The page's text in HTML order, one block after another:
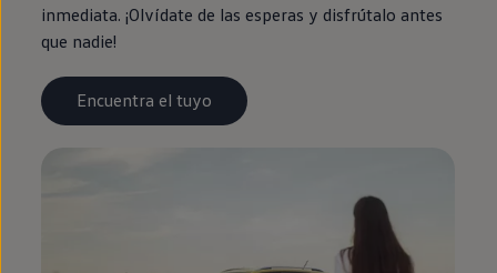
inmediata. ¡Olvídate de las esperas y disfrútalo antes
que nadie!
Encuentra el tuyo